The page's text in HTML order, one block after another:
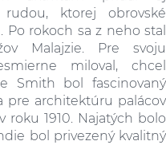
ktorej obrovské
Po rokoch sa z neho stal
Malajzie. Pre svoju
miloval, chcel
Smith bol fascinovaný
pre architektúru palácov
roku 1910. Najatých bolo
bol privezený kvalitný